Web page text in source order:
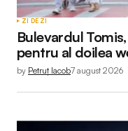
Your Name*
Your E-mail*
ZI DE ZI
Bulevardul
pentru al doilea
by Petruț Iacob7 august 2026